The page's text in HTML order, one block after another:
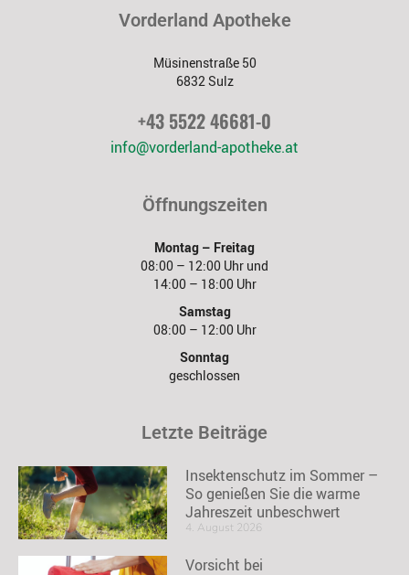
Vorderland Apotheke
Müsinenstraße 50
6832 Sulz
+43 5522 46681-0
info@vorderland-apotheke.at
Öffnungszeiten
Montag – Freitag
08:00 – 12:00 Uhr und
14:00 – 18:00 Uhr
Samstag
08:00 – 12:00 Uhr
Sonntag
geschlossen
Letzte Beiträge
Insektenschutz im Sommer –
So genießen Sie die warme
Jahreszeit unbeschwert
4. August 2026
Vorsicht bei